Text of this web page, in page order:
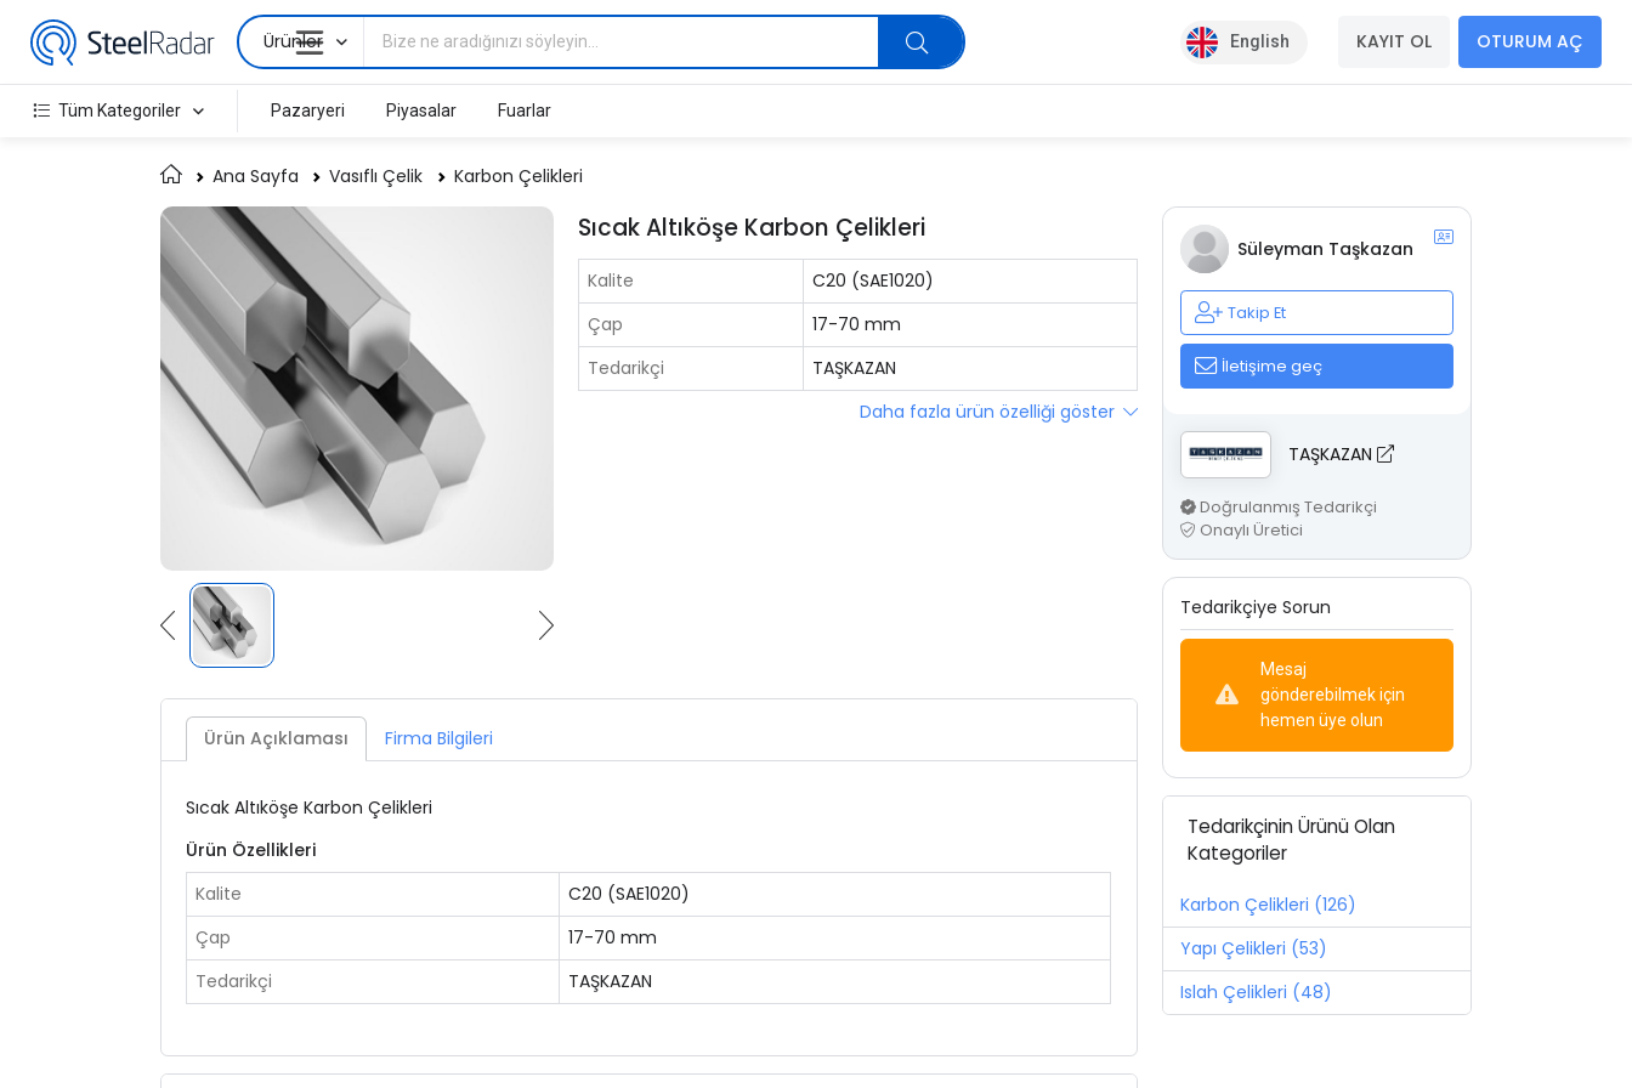
Ürünler English KAYIT OL OTURUM AÇ
Tüm Kategoriler Pazaryeri Piyasalar Fuarlar
Ana Sayfa Vasıflı Çelik Karbon Çelikleri
Sıcak Altıköşe Karbon Çelikleri
Kalite
C20 (SAE1020)
Çap
17-70 mm
Tedarikçi
TAŞKAZAN
Daha fazla ürün özelliği göster
Ürün Açıklaması Firma Bilgileri
Sıcak Altıköşe Karbon Çelikleri
Ürün Özellikleri
Kalite
C20 (SAE1020)
Çap
17-70 mm
Tedarikçi
TAŞKAZAN
Süleyman Taşkazan
Takip Et
İletişime geç
TAŞKAZAN
Doğrulanmış Tedarikçi
Onaylı Üretici
Tedarikçiye Sorun
Mesaj
gönderebilmek için
hemen üye olun
Tedarikçinin Ürünü Olan
Kategoriler
Karbon Çelikleri (126)
Yapı Çelikleri (53)
Islah Çelikleri (48)